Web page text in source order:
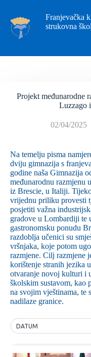
Franjevačka
strukovna
Projekt međunarodne
Luzzago
02/04/2025
Na temelju pisma
dviju gimnazija s
godine naša Gimnazija
međunarodnu razmjenu
iz Brescie, u Italiji.
vrijednu priliku provesti
posjetiti važna
gradove u Lombardiji te
gastronomsku ponudu
razdoblja učenici su
vršnjaka, koje potom
razmjene. Cilj razmjene
korištenje stranih jezika
otvaranje novoj kulturi i
školskim sustavom, kao
na svojim vještinama, te
nadilaze granice.
DATUM